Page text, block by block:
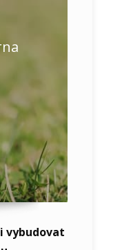
vybudovat